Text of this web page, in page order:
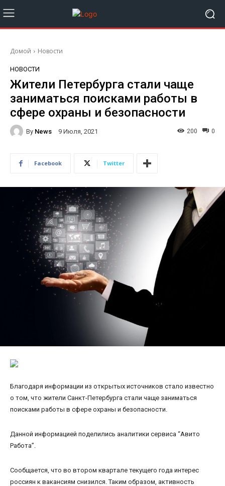
Домой Новости
НОВОСТИ
Жители Петербурга стали чаще
заниматься поисками работы в
сфере охраны и безопасности
By News 9 Июля, 2021 0
200
Facebook Twitter
Благодаря информации из открытых источников стало известно
о том, что жители Санкт-Петербурга стали чаще заниматься
поисками работы в сфере охраны и безопасности.
Данной информацией поделились аналитики сервиса “Авито
Работа”.
Сообщается, что во втором квартале текущего года интерес
россиян к вакансиям снизился. Таким образом, активность